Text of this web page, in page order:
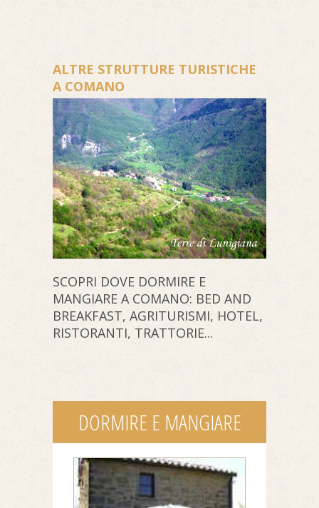
ALTRE STRUTTURE TURISTICHE
A COMANO
SCOPRI DOVE DORMIRE E
MANGIARE A COMANO: BED AND
BREAKFAST, AGRITURISMI, HOTEL,
RISTORANTI, TRATTORIE...
DORMIRE E MANGIARE